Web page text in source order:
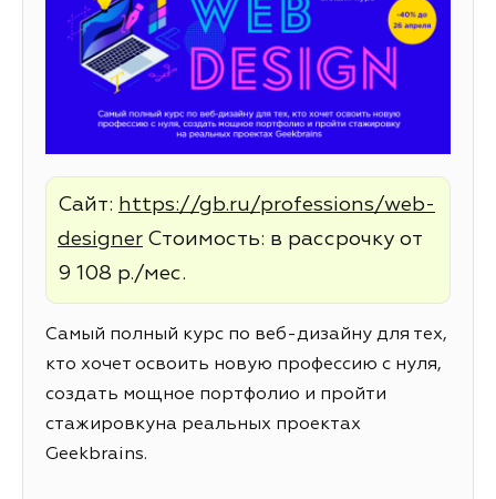
Сайт: https://gb.ru/professions/web-
designer Стоимость: в рассрочку от
9 108 р./мес.
Самый полный курс по веб-дизайну для тех,
кто хочет освоить новую профессию с нуля,
создать мощное портфолио и пройти
стажировкуна реальных проектах
Geekbrains.